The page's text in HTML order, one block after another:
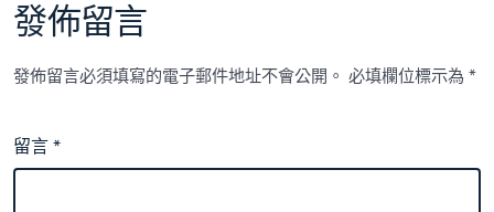
發佈留言
發佈留言必須填寫的電子郵件地址不會公開。 必填欄位標示為*
留言*